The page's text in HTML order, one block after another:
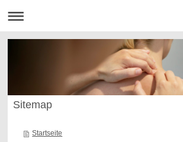
Sitemap
Startseite